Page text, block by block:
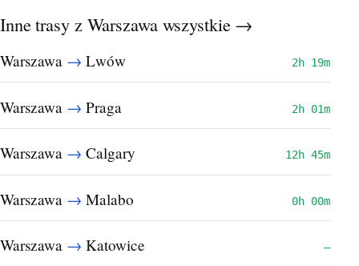
Inne trasy z Warszawa wszystkie →
Warszawa → Lwów 2h 19m
Warszawa → Praga 2h 01m
Warszawa → Calgary 12h 45m
Warszawa → Malabo 0h 00m
Warszawa → Katowice —